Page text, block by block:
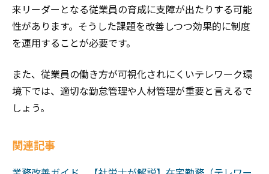
来リーダーとなる従業員の育成に支障が出たりする可能
性があります。そうした課題を改善しつつ効果的に制度
を運用することが必要です。
また、従業員の働き方が可視化されにくいテレワーク環
境下では、適切な勤怠管理や人材管理が重要と言えるで
しょう。
関連記事